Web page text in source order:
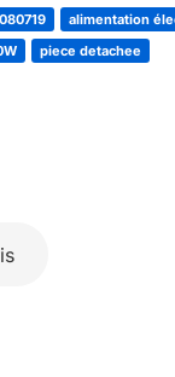
alimentation
piece detachee